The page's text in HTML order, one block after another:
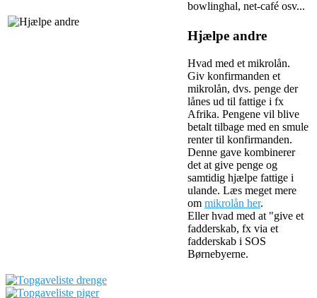
bowlinghal, net-café osv...
Hjælpe andre
Hvad med et mikrolån.
Giv konfirmanden et
mikrolån, dvs. penge der
lånes ud til fattige i fx
Afrika. Pengene vil blive
betalt tilbage med en smule
renter til konfirmanden.
Denne gave kombinerer
det at give penge og
samtidig hjælpe fattige i
ulande. Læs meget mere
om mikrolån her.
Eller hvad med at "give et
fadderskab, fx via et
fadderskab i SOS
Børnebyerne.